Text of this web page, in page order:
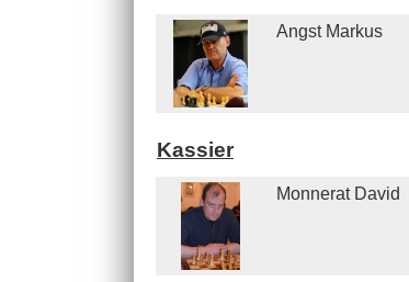
Angst Markus
Kassier
Monnerat David